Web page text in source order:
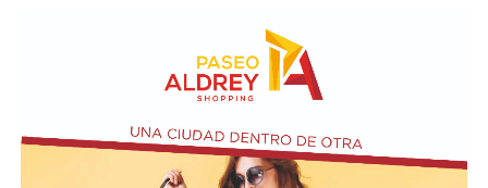
pero jugó lejos del arco defendido por Santiago Beltrán.
En medio de un desarrollo sin acciones de gol, el elenco
de Núñez pidió penal en una jugada en la que Ángel
Correa cayó dentro del área tras una entrada por detrás
de Nahuel Banegas.